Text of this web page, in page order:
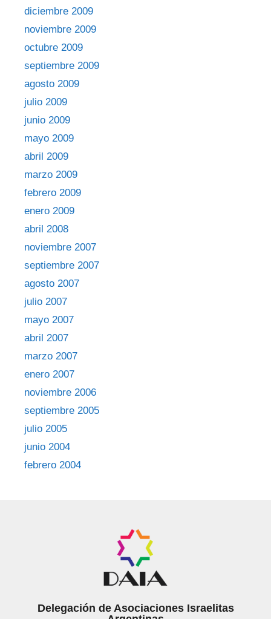
diciembre 2009
noviembre 2009
octubre 2009
septiembre 2009
agosto 2009
julio 2009
junio 2009
mayo 2009
abril 2009
marzo 2009
febrero 2009
enero 2009
abril 2008
noviembre 2007
septiembre 2007
agosto 2007
julio 2007
mayo 2007
abril 2007
marzo 2007
enero 2007
noviembre 2006
septiembre 2005
julio 2005
junio 2004
febrero 2004
Delegación de Asociaciones Israelitas